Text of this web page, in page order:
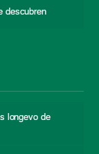
descubren
longevo de